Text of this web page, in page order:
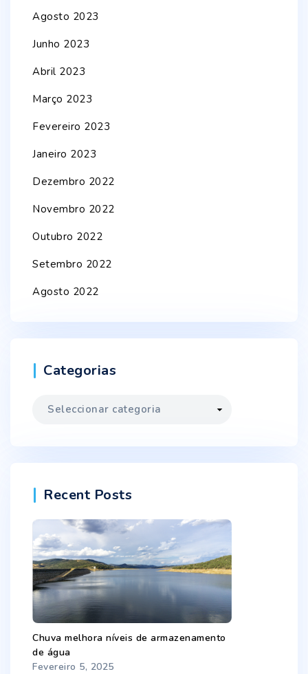
Agosto 2023
Junho 2023
Abril 2023
Março 2023
Fevereiro 2023
Janeiro 2023
Dezembro 2022
Novembro 2022
Outubro 2022
Setembro 2022
Agosto 2022
Categorias
Categorias
Recent Posts
Chuva melhora níveis de armazenamento
de água
Fevereiro 5, 2025